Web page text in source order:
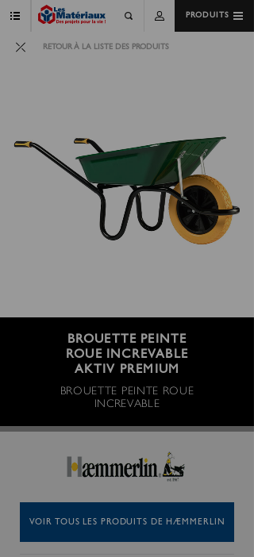
PRODUITS
RETOUR À LA LISTE DES PRODUITS
BROUETTE PEINTE
ROUE INCREVABLE
AKTIV PREMIUM
BROUETTE PEINTE ROUE
INCREVABLE
VOIR TOUS LES PRODUITS DE HÆMMERLIN